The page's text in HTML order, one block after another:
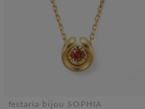
festaria bijou SOPHIA